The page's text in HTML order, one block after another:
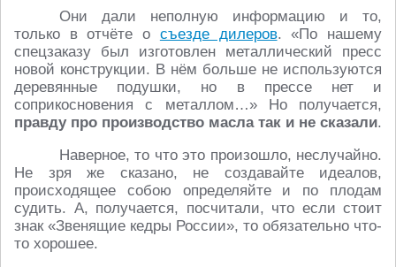
Они дали неполную информацию и то,
только в отчёте о съезде дилеров. «По нашему
спецзаказу был изготовлен металлический пресс
новой конструкции. В нём больше не используются
деревянные подушки, но в прессе нет и
соприкосновения с металлом…» Но получается,
правду про производство масла так и не сказали.
Наверное, то что это произошло, неслучайно.
Не зря же сказано, не создавайте идеалов,
происходящее собою определяйте и по плодам
судить. А, получается, посчитали, что если стоит
знак «Звенящие кедры России», то обязательно что-
то хорошее.